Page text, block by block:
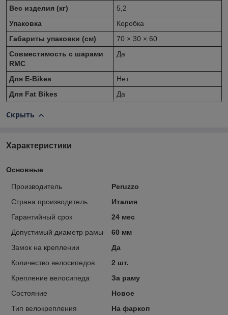
Вес изделия (кг)
5,2
Упаковка
Коробка
Габариты упаковки (см)
70 × 30 × 60
Совместимость с шарами
RMC
Да
Для E-Bikes
Нет
Для Fat Bikes
Да
Скрыть
Характеристики
Основные
Производитель
Peruzzo
Страна производитель
Италия
Гарантийный срок
24 мес
Допустимый диаметр рамы
60 мм
Замок на креплении
Да
Количество велосипедов
2 шт.
Крепление велосипеда
За раму
Состояние
Новое
Тип велокрепления
На фаркоп